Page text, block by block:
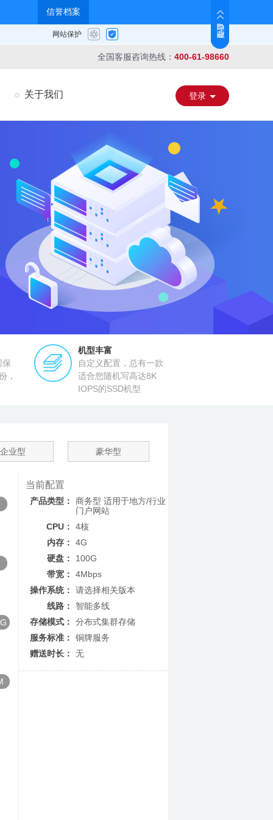
全国客服咨询热线： 400-61-98660
登录
关于我们
保
，
机型丰富
自定义配置，总有一款
适合您随机写高达8K
IOPS的SSD机型
企业型 豪华型
当前配置
产品类型：
商务型 适用于地方/行业
门户网站
CPU：
4核
内存：
4G
硬盘：
100G
带宽：
4Mbps
操作系统：
请选择相关版本
线路：
智能多线
存储模式：
分布式集群存储
服务标准：
铜牌服务
赠送时长：
无
G